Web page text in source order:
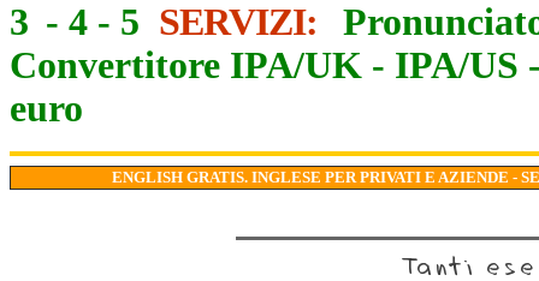
3 - 4 - 5 SERVIZI:
Convertitore IPA/UK - IPA/US
euro
ENGLISH GRATIS. INGLESE PER PRIVATI E AZIENDE -